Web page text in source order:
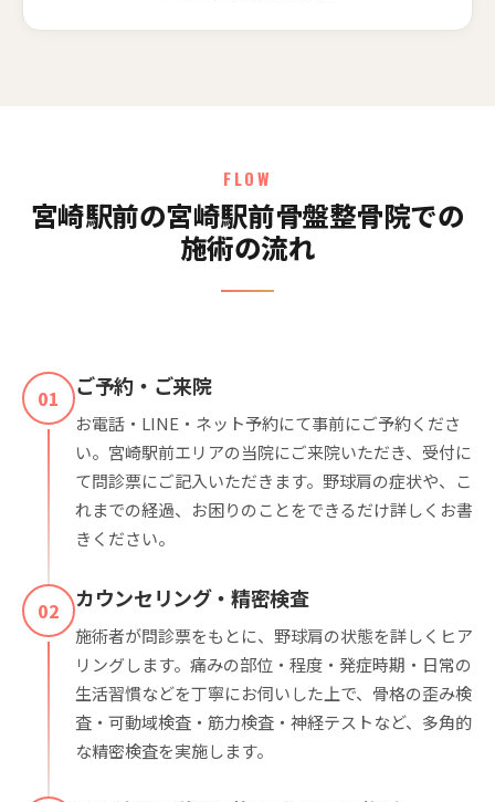
FLOW
宮崎駅前の宮崎駅前骨盤整骨院での
施術の流れ
01 ご予約・ご来院
お電話・LINE・ネット予約にて事前にご予約くださ
い。宮崎駅前エリアの当院にご来院いただき、受付に
て問診票にご記入いただきます。野球肩の症状や、こ
れまでの経過、お困りのことをできるだけ詳しくお書
きください。
02 カウンセリング・精密検査
施術者が問診票をもとに、野球肩の状態を詳しくヒア
リングします。痛みの部位・程度・発症時期・日常の
生活習慣などを丁寧にお伺いした上で、骨格の歪み検
査・可動域検査・筋力検査・神経テストなど、多角的
な精密検査を実施します。